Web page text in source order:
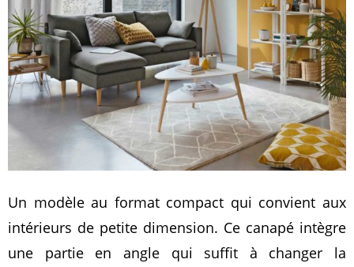
Un modèle au format compact qui convient aux
intérieurs de petite dimension. Ce canapé intègre
une partie en angle qui suffit à changer la